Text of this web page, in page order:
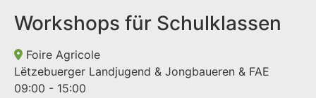
Workshops für Schulklassen
Foire Agricole
Lëtzebuerger Landjugend & Jongbaueren & FAE
09:00 - 15:00